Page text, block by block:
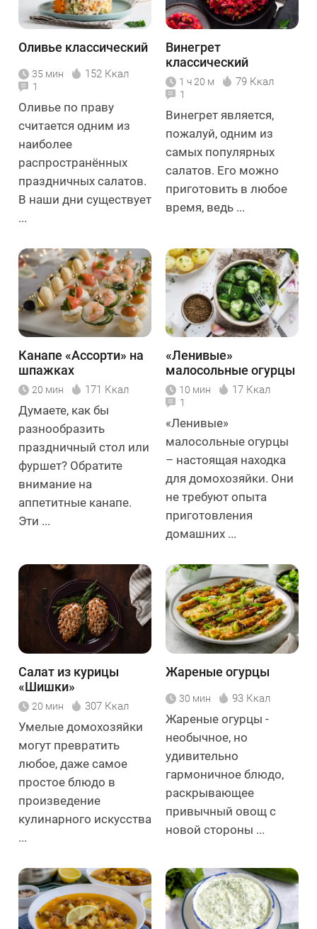
Оливье классический
35 мин 152 Ккал
1
Оливье по праву
считается одним из
наиболее
распространённых
праздничных салатов.
В наши дни существует
...
Винегрет
классический
1 ч 20 м 79 Ккал
1
Винегрет является,
пожалуй, одним из
самых популярных
салатов. Его можно
приготовить в любое
время, ведь ...
Канапе «Ассорти» на
шпажках
20 мин 171 Ккал
Думаете, как бы
разнообразить
праздничный стол или
фуршет? Обратите
внимание на
аппетитные канапе.
Эти ...
«Ленивые»
малосольные огурцы
10 мин 17 Ккал
1
«Ленивые»
малосольные огурцы
– настоящая находка
для домохозяйки. Они
не требуют опыта
приготовления
домашних ...
Салат из курицы
«Шишки»
20 мин 307 Ккал
Умелые домохозяйки
могут превратить
любое, даже самое
простое блюдо в
произведение
кулинарного искусства
...
Жареные огурцы
30 мин 93 Ккал
Жареные огурцы -
необычное, но
удивительно
гармоничное блюдо,
раскрывающее
привычный овощ с
новой стороны ...